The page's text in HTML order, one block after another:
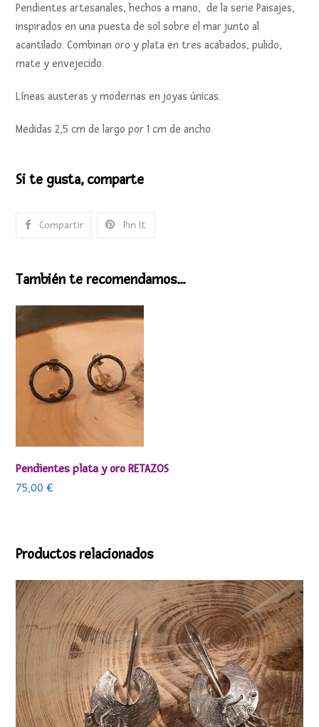
Pendientes artesanales, hechos a mano, de la serie Paisajes,
inspirados en una puesta de sol sobre el mar junto al
acantilado. Combinan oro y plata en tres acabados, pulido,
mate y envejecido.
Líneas austeras y modernas en joyas únicas.
Medidas 2,5 cm de largo por 1 cm de ancho.
Si te gusta, comparte
Compartir Pin It
También te recomendamos…
Pendientes plata y oro RETAZOS
75,00€
Productos relacionados